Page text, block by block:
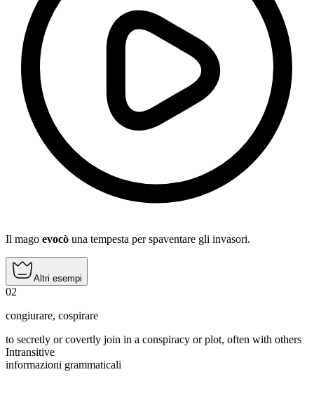
Il mago evocò una tempesta per spaventare gli invasori.
Altri esempi
02
congiurare, cospirare
to secretly or covertly join in a conspiracy or plot, often with others
Intransitive
informazioni grammaticali